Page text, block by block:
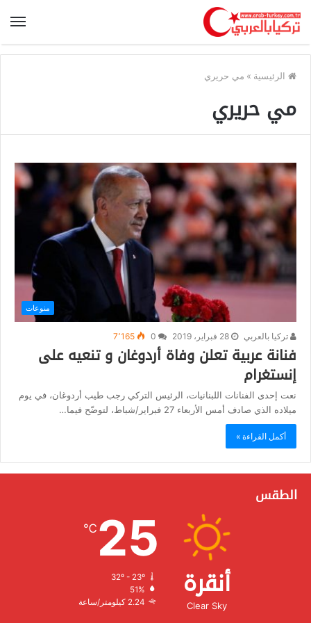
الرئيسية » مي حريري
مي حريري
منوعات
تركيا بالعربي 28 فبراير، 2019 7٬165
فنانة عربية تعلن وفاة أردوغان و تنعيه على
إنستغرام
نعت إحدى الفنانات اللبنانيات، الرئيس التركي رجب طيب أردوغان، في يوم
ميلاده الذي صادف أمس الأربعاء 27 فبراير/شباط، لتوضّح فيما…
أكمل القراءة »
الطقس
أنقرة
Clear Sky
25
℃
32º - 23º
الرطوبة:
الرياح: